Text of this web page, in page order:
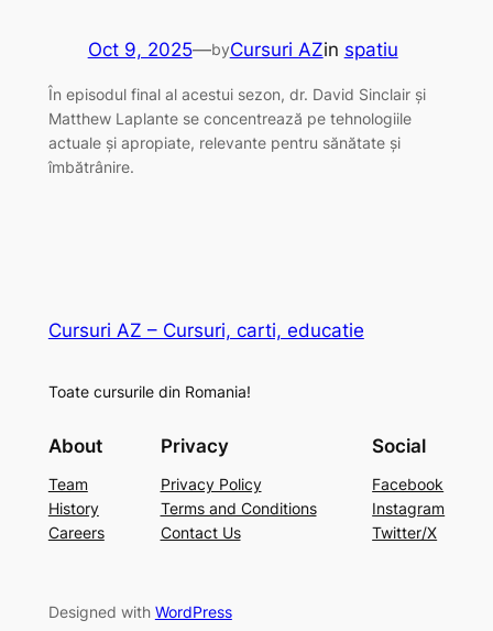
Oct 9, 2025—byCursuri AZin spatiu
În episodul final al acestui sezon, dr. David Sinclair și
Matthew Laplante se concentrează pe tehnologiile
actuale și apropiate, relevante pentru sănătate și
îmbătrânire.
Cursuri AZ – Cursuri, carti, educatie
Toate cursurile din Romania!
About
Team
History
Careers
Privacy
Privacy Policy
Terms and Conditions
Contact Us
Social
Facebook
Instagram
Twitter/X
Designed with WordPress